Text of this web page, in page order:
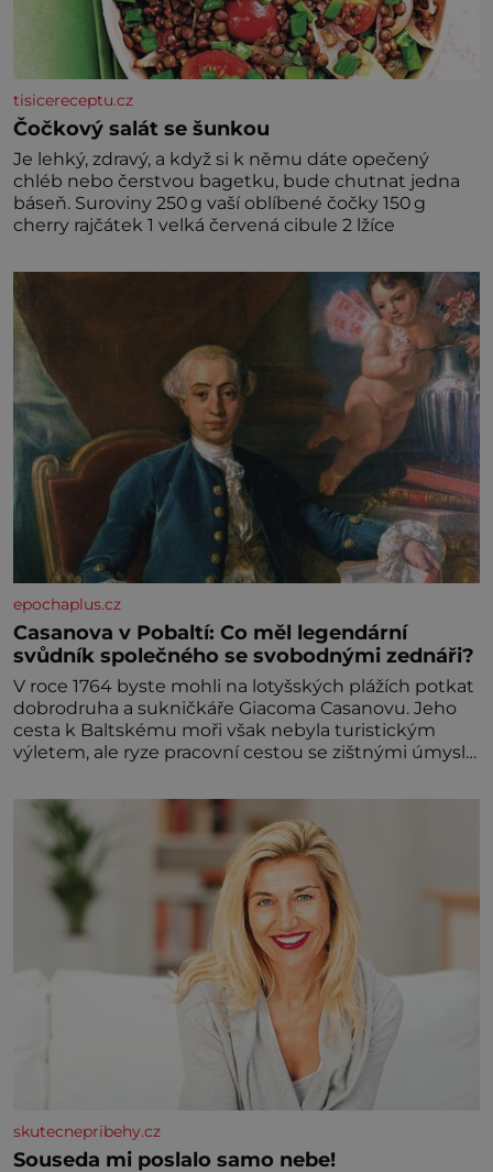
tisicereceptu.cz
Čočkový salát se šunkou
Je lehký, zdravý, a když si k němu dáte opečený
chléb nebo čerstvou bagetku, bude chutnat jedna
báseň. Suroviny 250 g vaší oblíbené čočky 150 g
cherry rajčátek 1 velká červená cibule 2 lžíce
epochaplus.cz
Casanova v Pobaltí: Co měl legendární
svůdník společného se svobodnými zednáři?
V roce 1764 byste mohli na lotyšských plážích potkat
dobrodruha a sukničkáře Giacoma Casanovu. Jeho
cesta k Baltskému moři však nebyla turistickým
výletem, ale ryze pracovní cestou se zištnými úmysly.
procházel uličkami lotyšské Rigy? Casanova v Pobaltí
kontaktoval tamní zednářské lóže. Nebyl v této
oblasti žádným nováčkem, protože do zednářské
skutecnepribehy.cz
Souseda mi poslalo samo nebe!